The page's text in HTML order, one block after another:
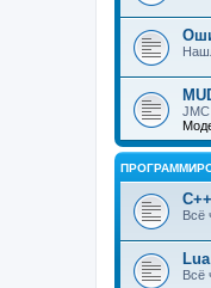
JMC
C++
Всё
Lua
Всё